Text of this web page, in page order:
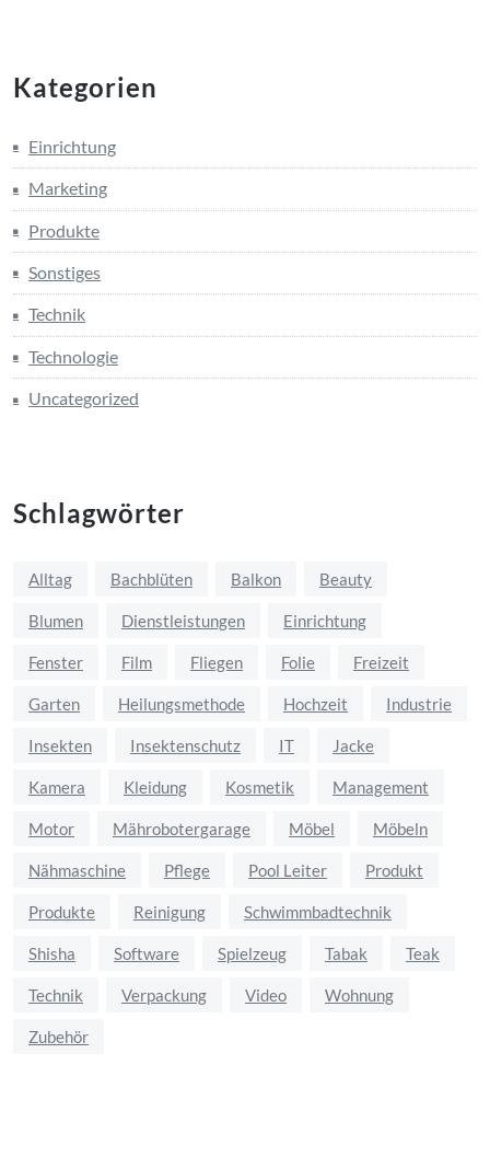
Kategorien
Einrichtung
Marketing
Produkte
Sonstiges
Technik
Technologie
Uncategorized
Schlagwörter
Alltag Bachblüten Balkon Beauty
Blumen Dienstleistungen Einrichtung
Fenster Film Fliegen Folie Freizeit
Garten Heilungsmethode Hochzeit Industrie
Insekten Insektenschutz IT Jacke
Kamera Kleidung Kosmetik Management
Motor Mährobotergarage Möbel Möbeln
Nähmaschine Pflege Pool Leiter Produkt
Produkte Reinigung Schwimmbadtechnik
Shisha Software Spielzeug Tabak Teak
Technik Verpackung Video Wohnung
Zubehör